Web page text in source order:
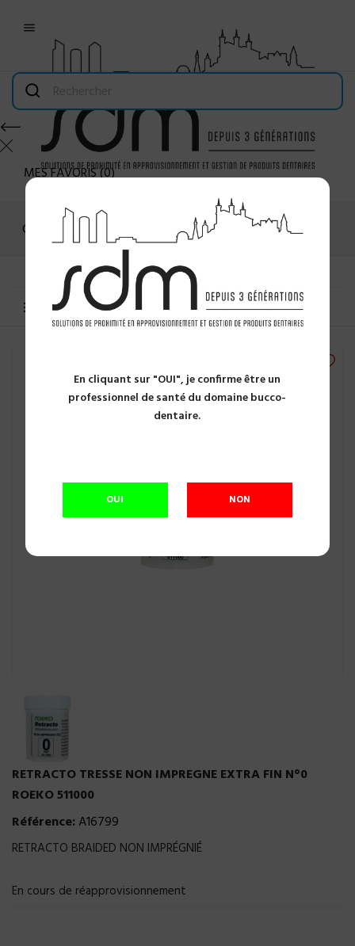
En cliquant sur "OUI", je confirme être un
professionnel de santé du domaine bucco-
dentaire.
OUI NON

MES FAVORIS(0)
Connexion
MENU
RETRACTO TRESSE NON IMPREGNE EXTRA FIN N°0
ROEKO 511000
Référence:A16799
RETRACTO BRAIDED NON IMPRÉGNIÉ
En cours de réapprovisionnement